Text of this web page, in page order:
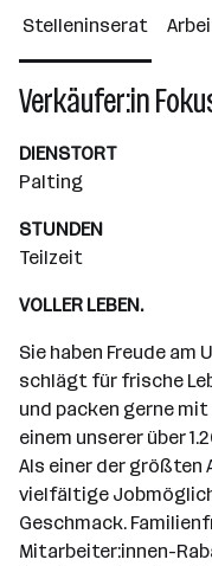
Über das
10000+
Wiener Neudorf
Stelleninserat
Verkäufer:in
DIENSTORT
Palting
STUNDEN
Teilzeit
VOLLER LEBEN.
Sie haben Freude am
schlägt für frische
und packen gerne mit
einem unserer über
Als einer der größten
vielfältige
Geschmack.
Mitarbeiter:innen-